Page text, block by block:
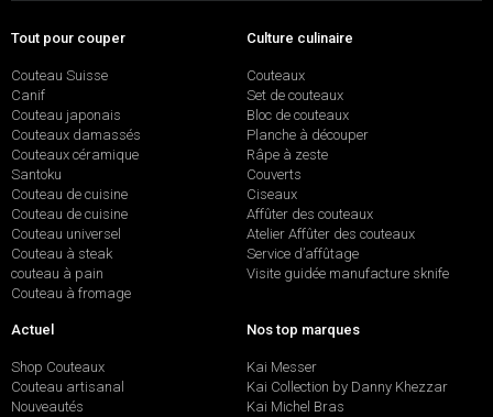
Tout pour couper
Couteau Suisse
Canif
Couteau japonais
Couteaux damassés
Couteaux céramique
Santoku
Couteau de cuisine
Couteau de cuisine
Couteau universel
Couteau à steak
couteau à pain
Couteau à fromage
Culture culinaire
Couteaux
Set de couteaux
Bloc de couteaux
Planche à découper
Râpe à zeste
Couverts
Ciseaux
Affûter des couteaux
Atelier Affûter des couteaux
Service d’affûtage
Visite guidée manufacture sknife
Actuel
Shop Couteaux
Couteau artisanal
Nouveautés
Nos top marques
Kai Messer
Kai Collection by Danny Khezzar
Kai Michel Bras